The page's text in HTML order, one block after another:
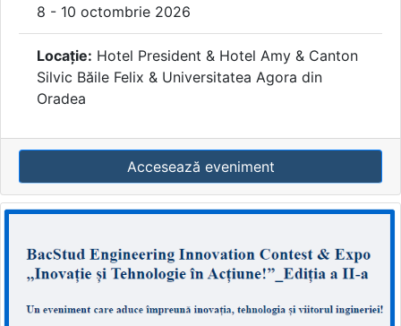
8 - 10 octombrie 2026
Locație: Hotel President & Hotel Amy & Canton
Silvic Băile Felix & Universitatea Agora din
Oradea
Accesează eveniment